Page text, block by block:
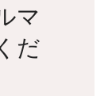
マ
だ